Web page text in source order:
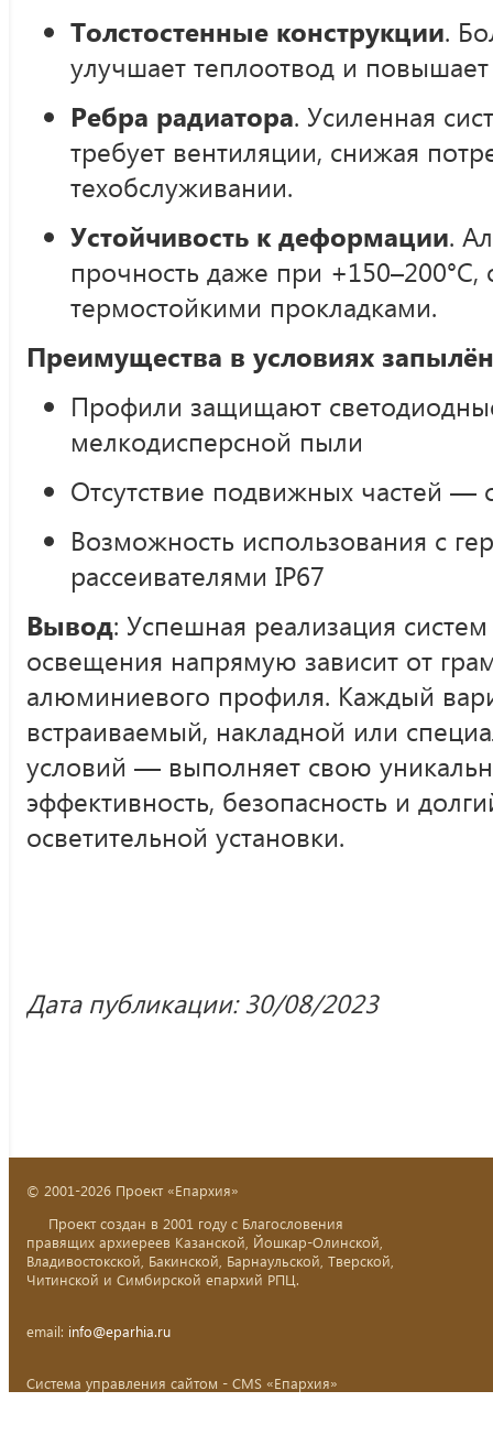
Толстостенные конструкции.
улучшает теплоотвод и
Ребра радиатора. Усиленная
требует вентиляции, снижая
техобслуживании.
Устойчивость к деформации.
прочность даже при
термостойкими прокладками.
Преимущества в условиях
Профили защищают
мелкодисперсной пыли
Отсутствие подвижных частей —
Возможность использования с
рассеивателями IP67
Вывод: Успешная реализация
освещения напрямую зависит от
алюминиевого профиля. Каждый
встраиваемый, накладной или
условий — выполняет свою
эффективность, безопасность и
осветительной установки.
Дата публикации: 30/08/2023
© 2001-2026 Проект «Епархия»
Проект создан в 2001 году с Благословения
правящих архиереев Казанской, Йошкар-Олинской,
Владивостокской, Бакинской, Барнаульской, Тверской,
Читинской и Симбирской епархий РПЦ.
email: info@eparhia.ru
Система управления сайтом - CMS «Епархия»